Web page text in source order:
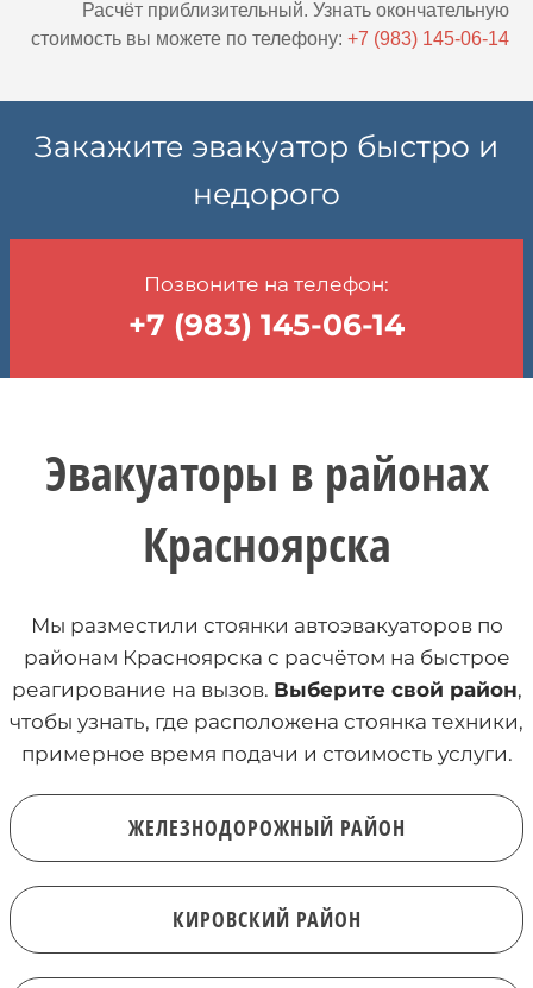
Расчёт приблизительный. Узнать окончательную
стоимость вы можете по телефону:+7 (983) 145-06-14
Закажите эвакуатор быстро и
недорого
Позвоните на телефон:
+7 (983) 145-06-14
Эвакуаторы в районах
Красноярска
Мы разместили стоянки автоэвакуаторов по
районам Красноярска с расчётом на быстрое
реагирование на вызов. Выберите свой район,
чтобы узнать, где расположена стоянка техники,
примерное время подачи и стоимость услуги.
ЖЕЛЕЗНОДОРОЖНЫЙ РАЙОН
КИРОВСКИЙ РАЙОН